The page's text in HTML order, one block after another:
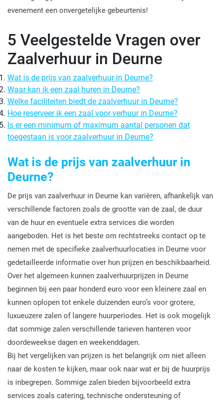
evenement een onvergetelijke gebeurtenis!
5 Veelgestelde Vragen over
Zaalverhuur in Deurne
Wat is de prijs van zaalverhuur in Deurne?
Waar kan ik een zaal huren in Deurne?
Welke faciliteiten biedt de zaalverhuur in Deurne?
Hoe reserveer ik een zaal voor verhuur in Deurne?
Is er een minimum of maximum aantal personen dat
toegestaan is voor zaalverhuur in Deurne?
Wat is de prijs van zaalverhuur in
Deurne?
De prijs van zaalverhuur in Deurne kan variëren, afhankelijk van
verschillende factoren zoals de grootte van de zaal, de duur
van de huur en eventuele extra services die worden
aangeboden. Het is het beste om rechtstreeks contact op te
nemen met de specifieke zaalverhuurlocaties in Deurne voor
gedetailleerde informatie over hun prijzen en beschikbaarheid.
Over het algemeen kunnen zaalverhuurprijzen in Deurne
beginnen bij een paar honderd euro voor een kleinere zaal en
kunnen oplopen tot enkele duizenden euro’s voor grotere,
luxueuzere zalen of langere huurperiodes. Het is ook mogelijk
dat sommige zalen verschillende tarieven hanteren voor
doordeweekse dagen en weekenddagen.
Bij het vergelijken van prijzen is het belangrijk om niet alleen
naar de kosten te kijken, maar ook naar wat er bij de huurprijs
is inbegrepen. Sommige zalen bieden bijvoorbeeld extra
services zoals catering, technische ondersteuning of